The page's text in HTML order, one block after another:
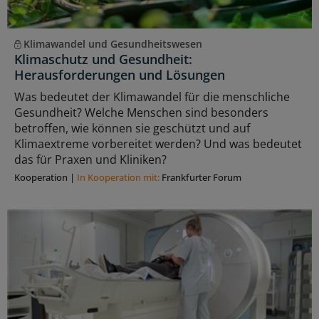
Klimawandel und Gesundheitswesen
Klimaschutz und Gesundheit:
Herausforderungen und Lösungen
Was bedeutet der Klimawandel für die menschliche
Gesundheit? Welche Menschen sind besonders
betroffen, wie können sie geschützt und auf
Klimaextreme vorbereitet werden? Und was bedeutet
das für Praxen und Kliniken?
Kooperation | In Kooperation mit: Frankfurter Forum